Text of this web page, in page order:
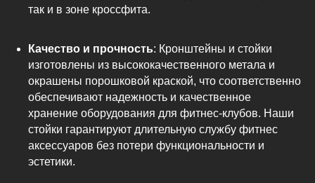
так и в зоне кроссфита.
Качество и прочность: Кронштейны и стойки
изготовлены из высококачественного метала и
окрашены порошковой краской, что соответственно
обеспечивают надежность и качественное
хранение оборудования для фитнес-клубов. Наши
стойки гарантируют длительную службу фитнес
аксессуаров без потери функциональности и
эстетики.